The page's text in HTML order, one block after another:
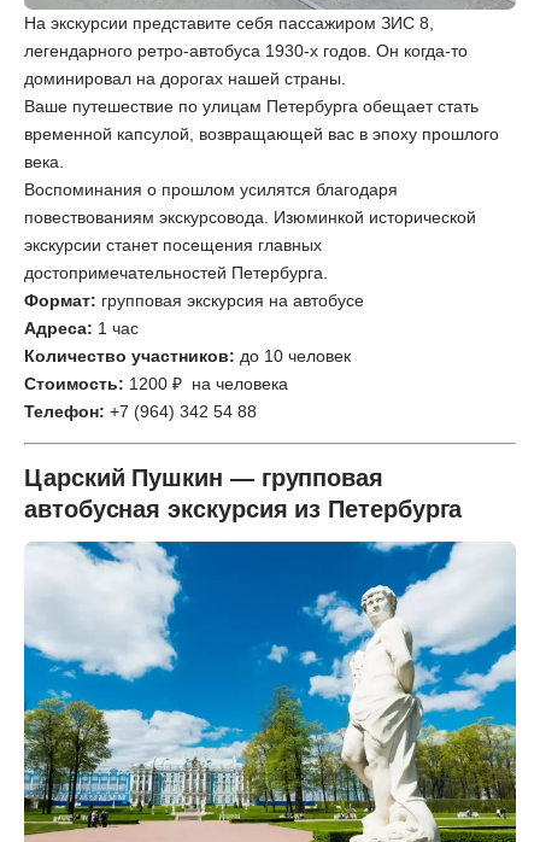
На экскурсии представите себя пассажиром ЗИС 8,
легендарного ретро-автобуса 1930-х годов. Он когда-то
доминировал на дорогах нашей страны.
Ваше путешествие по улицам Петербурга обещает стать
временной капсулой, возвращающей вас в эпоху прошлого
века.
Воспоминания о прошлом усилятся благодаря
повествованиям экскурсовода. Изюминкой исторической
экскурсии станет посещения главных
достопримечательностей Петербурга.
Формат: групповая экскурсия на автобусе
Адреса: 1 час
Количество участников: до 10 человек
Стоимость: 1200 ₽ на человека
Телефон: +7 (964) 342 54 88
Царский Пушкин — групповая
автобусная экскурсия из Петербурга